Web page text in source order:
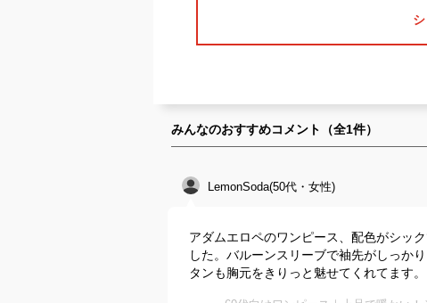
みんなのおすすめコメント（全1件）
LemonSoda(50代・女性)
アダムエロペのワンピース、配色がシッ
した。バルーンスリーブで袖先がしっか
タンも胸元をきりっと魅せてくれてます。